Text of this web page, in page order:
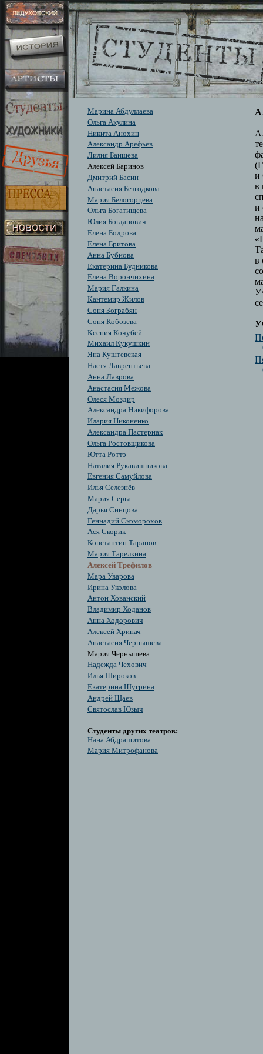
Марина Абдуллаева
Ольга Акулина
Никита Анохин
Александр Арефьев
Лилия Баишева
Алексей Баринов
Дмитрий Басин
Анастасия Безгодкова
Мария Белогорцева
Ольга Богатищева
Юлия Богданович
Елена Бодрова
Елена Бритова
Анна Бубнова
Екатерина Будникова
Елена Ворончихина
Мария Галкина
Кантемир Жилов
Соня Зограбян
Cоня Кобозева
Ксения Кочубей
Михаил Кукушкин
Яна Куштевская
Настя Лаврентьева
Анна Лаврова
Анастасия Межова
Олеся Моздир
Александра Никифорова
Илария Никоненко
Александра Пастернак
Ольга Ростовщикова
Ютта Роттэ
Наталия Рукавишникова
Евгения Самуйлова
Илья Селезнёв
Мария Серга
Дарья Синцова
Геннадий Скоморохов
Ася Скорик
Константин Таранов
Мария Тарелкина
Алексей Трефилов
Мара Уварова
Ирина Уколова
Антон Хованский
Владимир Ходанов
Анна Ходорович
Алексей Хрипач
Анастасия Чернышева
Мария Чернышева
Надежда Чехович
Илья Широков
Екатерина Шугрина
Андрей Щаев
Святослав Юзыч
Студенты других театров:
Нана Абдрашитова
Мария Митрофанова
и
в
и
в